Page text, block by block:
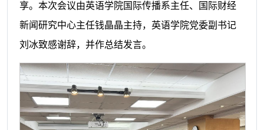
享。本次会议由英语学院国际传播系主任、国际财经
新闻研究中心主任钱晶晶主持，英语学院党委副书记
刘冰致感谢辞，并作总结发言。